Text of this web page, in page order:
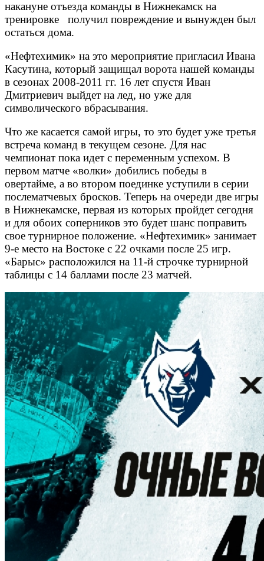
накануне отъезда команды в Нижнекамск на
тренировке получил повреждение и вынужден был
остаться дома.
«Нефтехимик» на это мероприятие пригласил Ивана
Касутина, который защищал ворота нашей команды
в сезонах 2008-2011 гг. 16 лет спустя Иван
Дмитриевич выйдет на лед, но уже для
символического вбрасывания.
Что же касается самой игры, то это будет уже третья
встреча команд в текущем сезоне. Для нас
чемпионат пока идет с переменным успехом. В
первом матче «волки» добились победы в
овертайме, а во втором поединке уступили в серии
послематчевых бросков. Теперь на очереди две игры
в Нижнекамске, первая из которых пройдет сегодня
и для обоих соперников это будет шанс поправить
свое турнирное положение. «Нефтехимик» занимает
9-е место на Востоке с 22 очками после 25 игр.
«Барыс» расположился на 11-й строчке турнирной
таблицы с 14 баллами после 23 матчей.